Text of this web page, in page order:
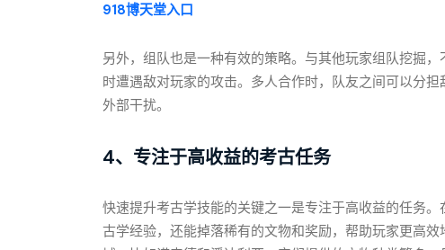
918博天堂入口
另外，组队也是一种有效的策略。与其他玩家组队挖掘
时遭遇敌对玩家的攻击。多人合作时，队友之间可以分
外部干扰。
4、专注于高收益的考古任务
快速提升考古学技能的关键之一是专注于高收益的任务
古学经验，还能掉落稀有的文物和奖励，帮助玩家更高